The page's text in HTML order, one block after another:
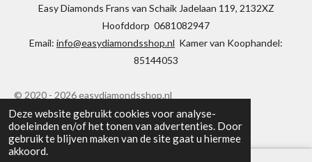
Deze website gebruikt cookies voor analyse-
doeleinden en/of het tonen van advertenties. Door
gebruik te blijven maken van de site gaat u hiermee
akkoord.
Easy Diamonds Frans van Schaik Jadelaan 119, 2132XZ
Hoofddorp 0681082947
Email: info@easydiamondsshop.nl Kamer van Koophandel:
85144053
© 2020 - 2026 easydiamondsshop.nl
Powered byJouwWeb